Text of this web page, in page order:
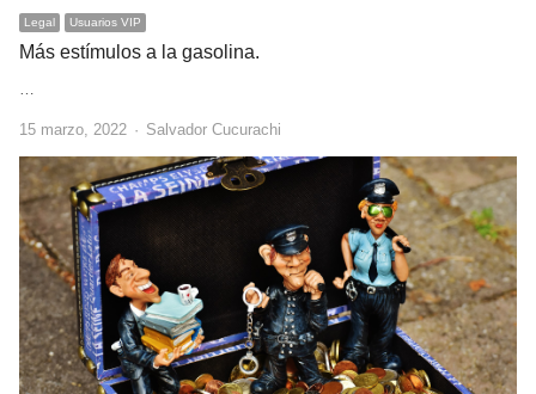
Legal Usuarios VIP
Más estímulos a la gasolina.
15 marzo, 2022 Author
Salvador Cucurachi